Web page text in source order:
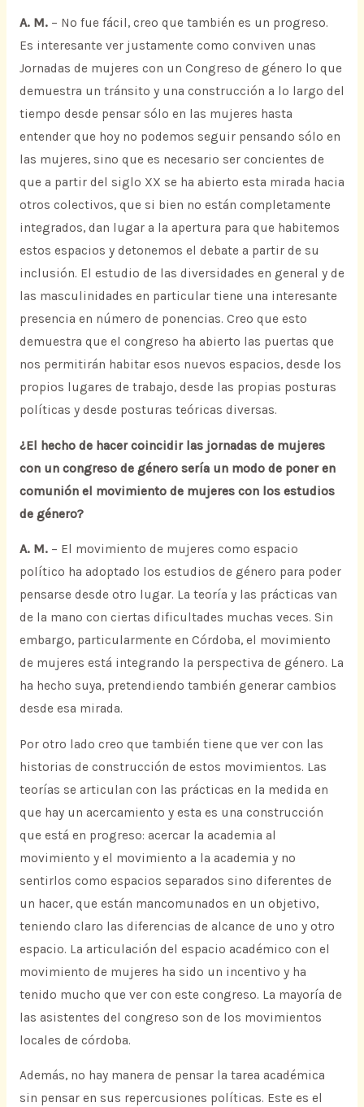
A. M. – No fue fácil, creo que también es un progreso.
Es interesante ver justamente como conviven unas
Jornadas de mujeres con un Congreso de género lo que
demuestra un tránsito y una construcción a lo largo del
tiempo desde pensar sólo en las mujeres hasta
entender que hoy no podemos seguir pensando sólo en
las mujeres, sino que es necesario ser concientes de
que a partir del siglo XX se ha abierto esta mirada hacia
otros colectivos, que si bien no están completamente
integrados, dan lugar a la apertura para que habitemos
estos espacios y detonemos el debate a partir de su
inclusión. El estudio de las diversidades en general y de
las masculinidades en particular tiene una interesante
presencia en número de ponencias. Creo que esto
demuestra que el congreso ha abierto las puertas que
nos permitirán habitar esos nuevos espacios, desde los
propios lugares de trabajo, desde las propias posturas
políticas y desde posturas teóricas diversas.
¿El hecho de hacer coincidir las jornadas de mujeres
con un congreso de género sería un modo de poner en
comunión el movimiento de mujeres con los estudios
de género?
A. M. – El movimiento de mujeres como espacio
político ha adoptado los estudios de género para poder
pensarse desde otro lugar. La teoría y las prácticas van
de la mano con ciertas dificultades muchas veces. Sin
embargo, particularmente en Córdoba, el movimiento
de mujeres está integrando la perspectiva de género. La
ha hecho suya, pretendiendo también generar cambios
desde esa mirada.
Por otro lado creo que también tiene que ver con las
historias de construcción de estos movimientos. Las
teorías se articulan con las prácticas en la medida en
que hay un acercamiento y esta es una construcción
que está en progreso: acercar la academia al
movimiento y el movimiento a la academia y no
sentirlos como espacios separados sino diferentes de
un hacer, que están mancomunados en un objetivo,
teniendo claro las diferencias de alcance de uno y otro
espacio. La articulación del espacio académico con el
movimiento de mujeres ha sido un incentivo y ha
tenido mucho que ver con este congreso. La mayoría de
las asistentes del congreso son de los movimientos
locales de córdoba.
Además, no hay manera de pensar la tarea académica
sin pensar en sus repercusiones políticas. Este es el